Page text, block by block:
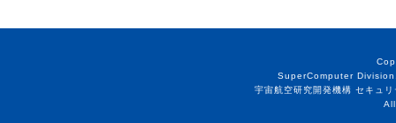
SuperComputer
宇宙航空研究開発機構 セキュ